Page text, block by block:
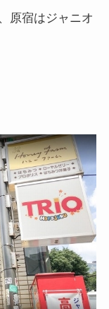
原宿はジャニオ